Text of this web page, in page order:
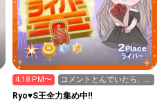
2Place
ライバー
4:18 PM〜
コメントとんでいたら、
みんなごめんね
Ryo♥️S王全力集め中‼️